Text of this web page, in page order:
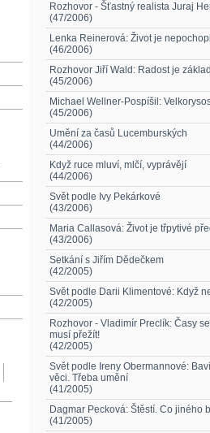
Rozhovor - Šťastný realista Juraj
(47/2006)
Lenka Reinerová: Život je
(46/2006)
Rozhovor Jiří Wald: Radost je
(45/2006)
Michael Wellner-Pospíšil:
(45/2006)
Umění za časů Lucemburských
(44/2006)
Když ruce mluví, mlčí, vyprávějí
(44/2006)
Svět podle Ivy Pekárkové
(43/2006)
Maria Callasová: Život je třpytivé
(43/2006)
Setkání s Jiřím Dědečkem
(42/2005)
Svět podle Darii Klimentové: Když
(42/2005)
Rozhovor - Vladimír Preclík: Časy
musí přežít!
(42/2005)
Svět podle Ireny Obermannové:
věci. Třeba umění
(41/2005)
Dagmar Pecková: Štěstí. Co jiného
(41/2005)